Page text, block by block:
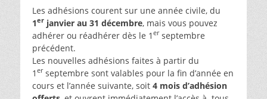
Les adhésions courent sur une année civile, du
1er janvier au 31 décembre, mais vous pouvez
adhérer ou réadhérer dès le 1 erseptembre
précédent.
Les nouvelles adhésions faites à partir du
1 erseptembre sont valables pour la fin d’année en
cours et l’année suivante, soit 4 mois d’adhésion